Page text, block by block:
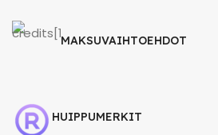
MAKSUVAIHTOEHDOT
HUIPPUMERKIT